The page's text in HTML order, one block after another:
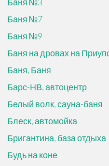
Баня №7
Баня №9
Баня на дровах на
Баня, Баня
Барс-НВ, автоцентр
Белый волк, сауна-баня
Блеск, автомойка
Бригантина, база отдыха
Будь на коне